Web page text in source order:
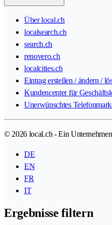
Über local.ch
localsearch.ch
search.ch
renovero.ch
localcities.ch
Eintrag erstellen / ändern /
Kundencenter für
Unerwünschtes
© 2026 local.ch - Ein
DE
EN
FR
IT
Ergebnisse filtern